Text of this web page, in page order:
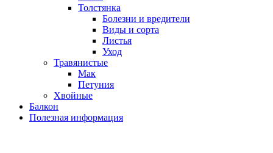
Толстянка
Болезни и вредители
Виды и сорта
Листья
Уход
Травянистые
Мак
Петуния
Хвойные
Балкон
Полезная информация